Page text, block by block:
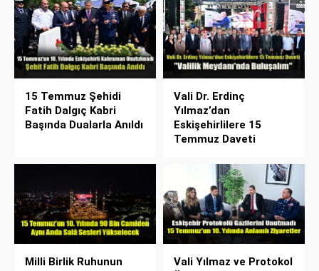
15 Temmuz Şehidi
Fatih Dalgıç Kabri
Başında Dualarla Anıldı
Vali Dr. Erdinç
Yılmaz’dan
Eskişehirlilere 15
Temmuz Daveti
Milli Birlik Ruhunun
Vali Yılmaz ve Protokol